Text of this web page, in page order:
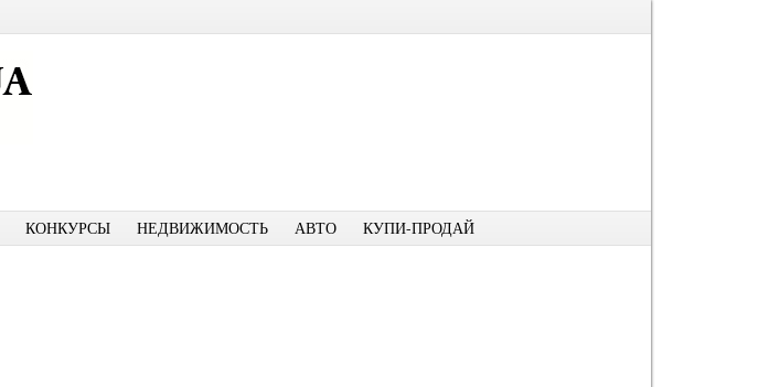
КОНКУРСЫ НЕДВИЖИМОСТЬ АВТО КУПИ-ПРОДАЙ